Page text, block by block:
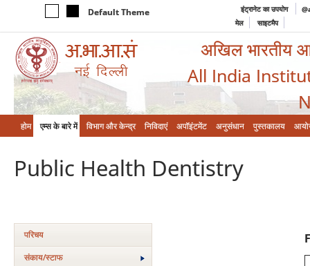
Default Theme इंट्रानेट का उपयोग
मेल
साइटमैप
अखिल भारतीय
All India
होम एम्‍स के बारे में विभाग और केन्‍द्र निविदाएं अपॉइंटमेंट अनुसंधान पुस्तकालय
Public Health Dentistry
परिचय
संकाय/स्‍टाफ